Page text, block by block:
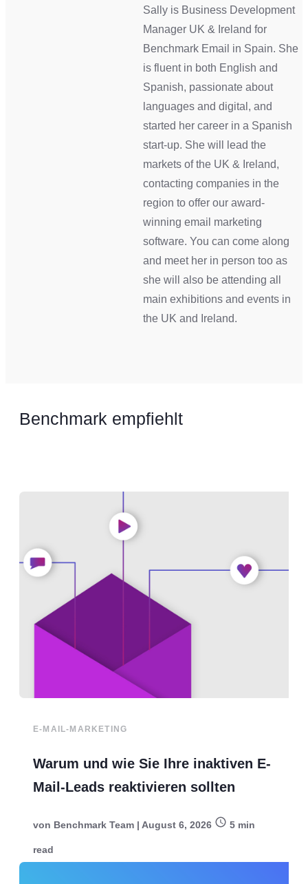
Sally is Business Development
Manager UK & Ireland for
Benchmark Email in Spain. She
is fluent in both English and
Spanish, passionate about
languages and digital, and
started her career in a Spanish
start-up. She will lead the
markets of the UK & Ireland,
contacting companies in the
region to offer our award-
winning email marketing
software. You can come along
and meet her in person too as
she will also be attending all
main exhibitions and events in
the UK and Ireland.
Benchmark empfiehlt
E-MAIL-MARKETING
Warum und wie Sie Ihre inaktiven E-
Mail-Leads reaktivieren sollten
von Benchmark Team | August 6, 2026 5 min
read